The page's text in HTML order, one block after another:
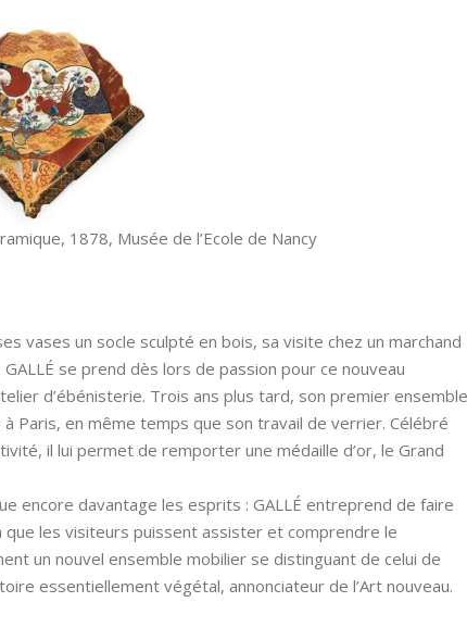
1878, Musée de l’Ecole de Nancy
vases un socle sculpté en bois, sa visite chez un marchand
se prend dès lors de passion pour ce nouveau
d’ébénisterie. Trois ans plus tard, son premier ensemble
Paris, en même temps que son travail de verrier. Célébré
il lui permet de remporter une médaille d’or, le Grand
encore davantage les esprits : GALLÉ entreprend de faire
les visiteurs puissent assister et comprendre le
un nouvel ensemble mobilier se distinguant de celui de
essentiellement végétal, annonciateur de l’Art nouveau.